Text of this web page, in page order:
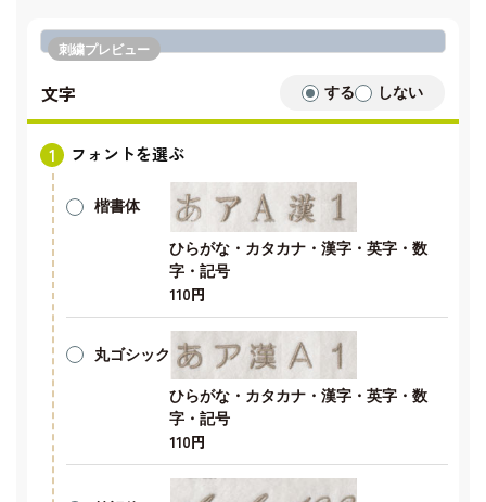
刺繍プレビュー
文字 する しない
フォントを選ぶ
楷書体
ひらがな・カタカナ・漢字・英字・数
字・記号
110円
丸ゴシック
ひらがな・カタカナ・漢字・英字・数
字・記号
110円